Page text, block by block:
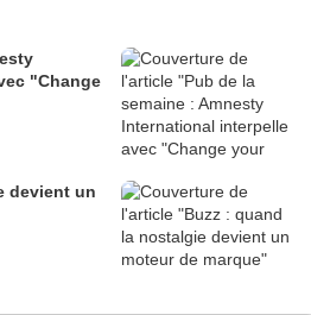
"Change
devient un